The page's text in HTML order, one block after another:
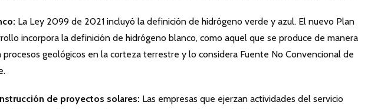
La Ley 2099 de 2021 incluyó la definición de hidrógeno verde y azul. El nuevo Plan
incorpora la definición de hidrógeno blanco, como aquel que se produce de manera
procesos geológicos en la corteza terrestre y lo considera Fuente No Convencional de
de proyectos solares: Las empresas que ejerzan actividades del servicio